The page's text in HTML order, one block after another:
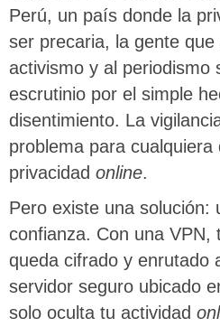
Perú, un país donde la
ser precaria, la gente que
activismo y al periodismo
escrutinio por el simple
disentimiento. La
problema para cualquiera
privacidad online.
Pero existe una solución:
confianza. Con una
queda cifrado y enrutado
servidor seguro ubicado
solo oculta tu actividad